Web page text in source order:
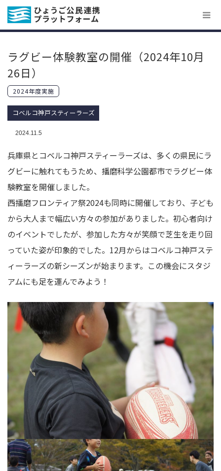
ラグビー体験教室の開催（2024年10月
26日）
2024年度実施
コベルコ神戸スティーラーズ
2024.11.5
兵庫県とコベルコ神戸スティーラーズは、多くの県民にラ
グビーに触れてもうため、播磨科学公園都市でラグビー体
験教室を開催しました。
西播磨フロンティア祭2024も同時に開催しており、子ども
から大人まで幅広い方々の参加がありました。初心者向け
のイベントでしたが、参加した方々が笑顔で芝生を走り回
っていた姿が印象的でした。12月からはコベルコ神戸ステ
ィーラーズの新シーズンが始まります。この機会にスタジ
アムにも足を運んでみよう！